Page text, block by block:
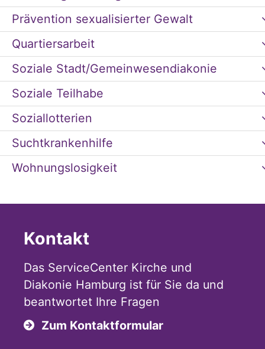
Prävention sexualisierter Gewalt
Quartiersarbeit
Soziale Stadt/Gemeinwesendiakonie
Soziale Teilhabe
Soziallotterien
Suchtkrankenhilfe
Wohnungslosigkeit
Kontakt
Das ServiceCenter Kirche und
Diakonie Hamburg ist für Sie da und
beantwortet Ihre Fragen
Zum Kontaktformular